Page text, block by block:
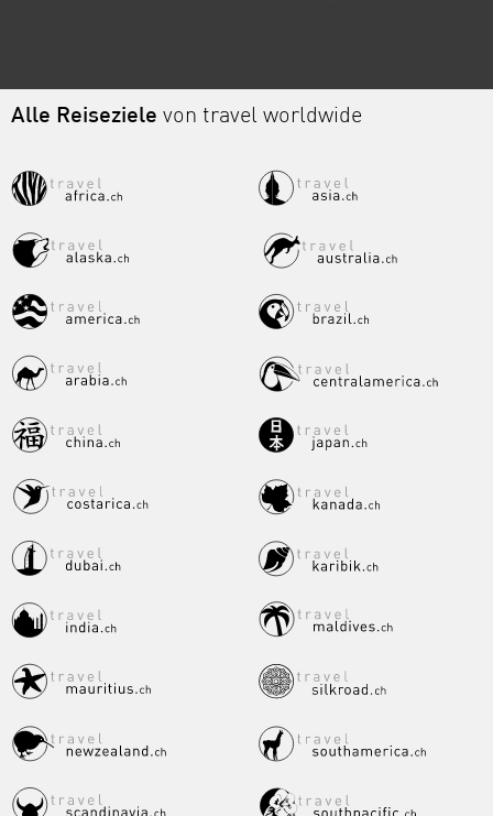
Alle Reiseziele von travel worldwide